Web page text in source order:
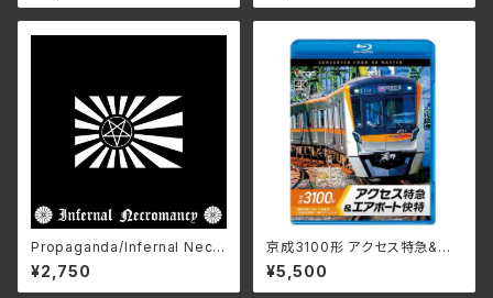
南台～新横浜～渋谷～和光
Propaganda/Infernal Necr
omancy ZDR-073(仕様:C
D)
¥2,750
京成3100形 アクセス特急&エ
アポート快特 成田空港〜押
上〜泉岳寺〜羽田空港第1・第2
¥5,500